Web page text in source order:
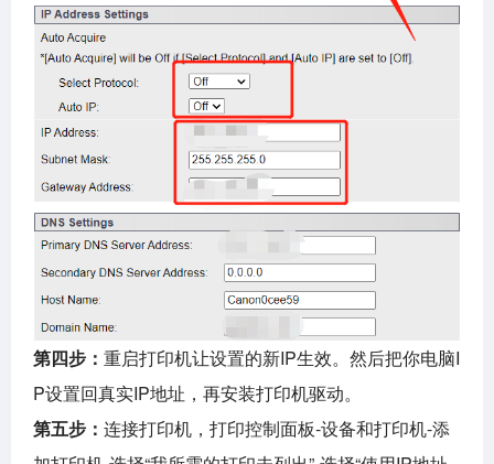
第四步： 重启打印机让设置的新IP生效。然后把你电脑I
P设置回真实IP地址，再安装打印机驱动。
第五步： 连接打印机，打印控制面板-设备和打印机-添